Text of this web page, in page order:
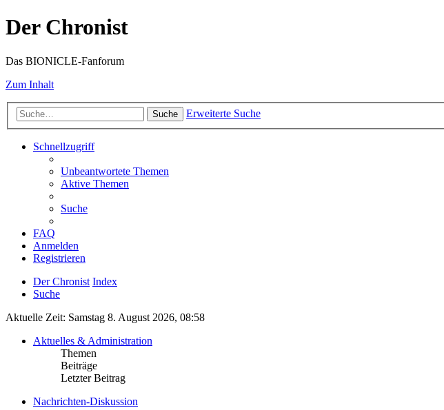
Der Chronist
Das BIONICLE-Fanforum
Zum Inhalt
Suche Erweiterte Suche
Schnellzugriff
Unbeantwortete Themen
Aktive Themen
Suche
FAQ
Anmelden
Registrieren
Der Chronist Index
Suche
Aktuelle Zeit: Samstag 8. August 2026, 08:58
Aktuelles & Administration
Themen
Beiträge
Letzter Beitrag
Nachrichten-Diskussion